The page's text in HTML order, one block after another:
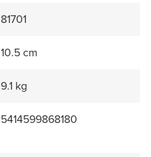
81701
10.5 cm
9.1 kg
5414599868180